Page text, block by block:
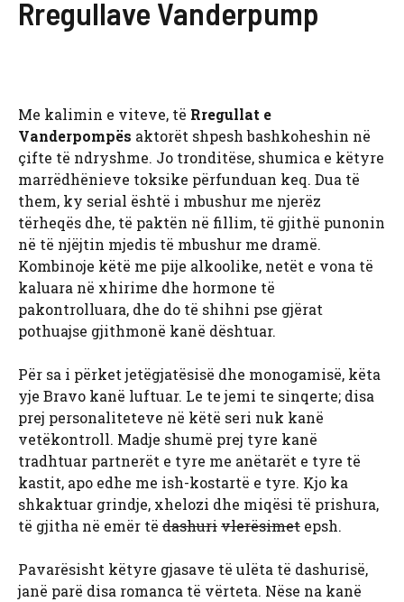
Rregullave Vanderpump
Me kalimin e viteve, të Rregullat e
Vanderpompës aktorët shpesh bashkoheshin në
çifte të ndryshme. Jo tronditëse, shumica e këtyre
marrëdhënieve toksike përfunduan keq. Dua të
them, ky serial është i mbushur me njerëz
tërheqës dhe, të paktën në fillim, të gjithë punonin
në të njëjtin mjedis të mbushur me dramë.
Kombinoje këtë me pije alkoolike, netët e vona të
kaluara në xhirime dhe hormone të
pakontrolluara, dhe do të shihni pse gjërat
pothuajse gjithmonë kanë dështuar.
Për sa i përket jetëgjatësisë dhe monogamisë, këta
yje Bravo kanë luftuar. Le te jemi te sinqerte; disa
prej personaliteteve në këtë seri nuk kanë
vetëkontroll. Madje shumë prej tyre kanë
tradhtuar partnerët e tyre me anëtarët e tyre të
kastit, apo edhe me ish-kostartë e tyre. Kjo ka
shkaktuar grindje, xhelozi dhe miqësi të prishura,
të gjitha në emër të dashurivlerësimet epsh.
Pavarësisht këtyre gjasave të ulëta të dashurisë,
janë parë disa romanca të vërteta. Nëse na kanë